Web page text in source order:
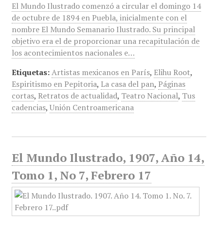
El Mundo Ilustrado comenzó a circular el domingo 14
de octubre de 1894 en Puebla, inicialmente con el
nombre El Mundo Semanario Ilustrado. Su principal
objetivo era el de proporcionar una recapitulación de
los acontecimientos nacionales e…
Etiquetas: Artistas mexicanos en París, Elihu Root,
Espiritismo en Pepitoria, La casa del pan, Páginas
cortas, Retratos de actualidad, Teatro Nacional, Tus
cadencias, Unión Centroamericana
El Mundo Ilustrado, 1907, Año 14,
Tomo 1, No 7, Febrero 17